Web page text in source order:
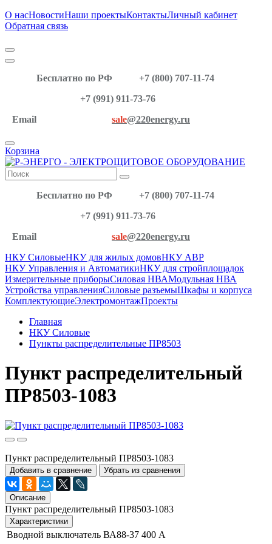
О насНовостиНаши проектыКонтактыЛичный кабинет
Обратная связь
Бесплатно по РФ
+7 (800) 707-11-74
+7 (991) 911-73-76
Email
sale@220energy.ru
Корзина
Бесплатно по РФ
+7 (800) 707-11-74
+7 (991) 911-73-76
Email
sale@220energy.ru
НКУ СиловыеНКУ для жилых домовНКУ АВР
НКУ Управления и АвтоматикиНКУ для стройплощадок
Измерительные приборыСиловая НВАМодульная НВА
Устройства управленияСиловые разъемыШкафы и корпуса
КомплектующиеЭлектромонтажПроекты
Главная
НКУ Силовые
Пункты распределительные ПР8503
Пункт распределительный
ПР8503-1083
Пункт распределительный ПР8503-1083
Добавить в сравнение Убрать из сравнения
Описание
Пункт распределительный ПР8503-1083
Характеристики
Вводной выключатель ВА88-37 400 А